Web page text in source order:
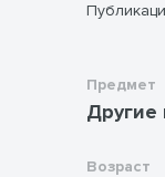
Предмет
Другие
Возраст